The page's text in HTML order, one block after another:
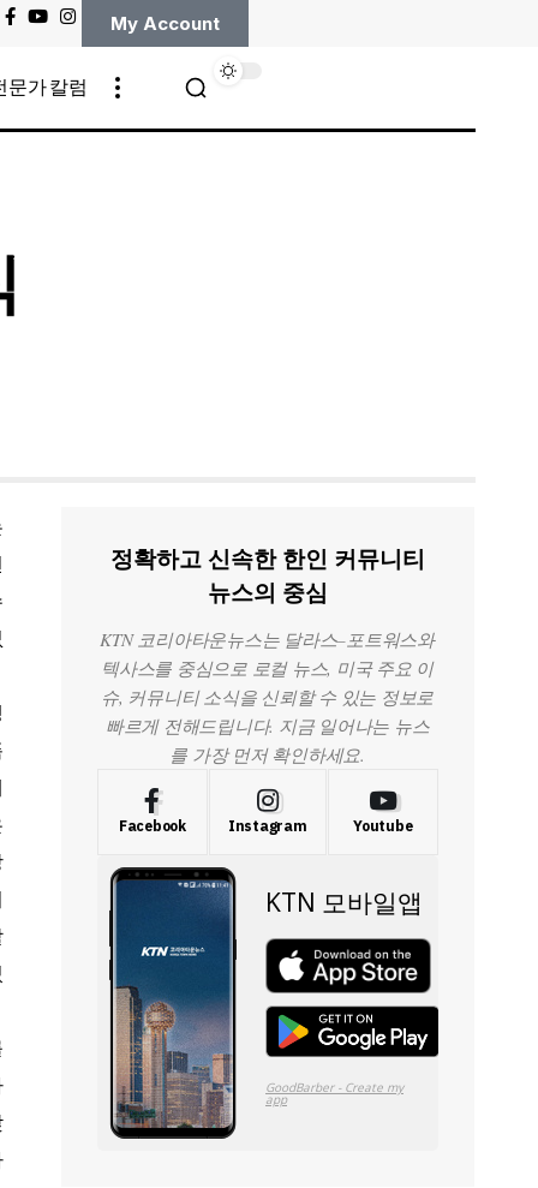
My Account
문가 칼럼
정확하고 신속한 한인 커뮤니티
뉴스의 중심
KTN 코리아타운뉴스는 달라스–포트워스와
텍사스를 중심으로 로컬 뉴스, 미국 주요 이
슈, 커뮤니티 소식을 신뢰할 수 있는 정보로
빠르게 전해드립니다. 지금 일어나는 뉴스
를 가장 먼저 확인하세요.
Facebook Instagram Youtube